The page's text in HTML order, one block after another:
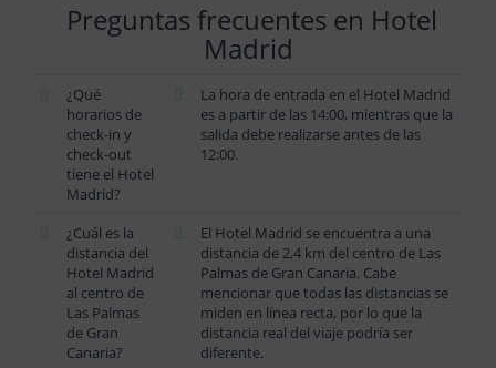
Preguntas frecuentes en Hotel
Madrid
¿Qué
horarios de
check-in y
check-out
tiene el Hotel
Madrid?
La hora de entrada en el Hotel Madrid
es a partir de las 14:00, mientras que la
salida debe realizarse antes de las
12:00.
¿Cuál es la
distancia del
Hotel Madrid
al centro de
Las Palmas
de Gran
Canaria?
El Hotel Madrid se encuentra a una
distancia de 2,4 km del centro de Las
Palmas de Gran Canaria. Cabe
mencionar que todas las distancias se
miden en línea recta, por lo que la
distancia real del viaje podría ser
diferente.